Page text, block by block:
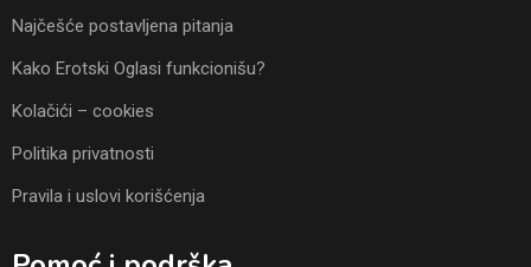
Najčešće postavljena pitanja
Kako Erotski Oglasi funkcionišu?
Kolačići – cookies
Politika privatnosti
Pravila i uslovi korišćenja